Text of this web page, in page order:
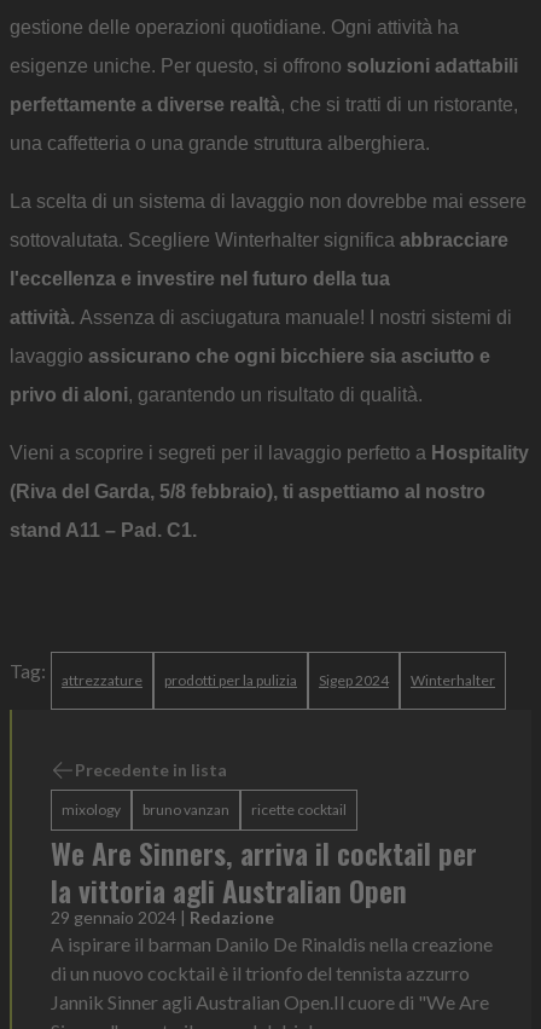
gestione delle operazioni quotidiane. Ogni attività ha
esigenze uniche. Per questo, si offrono soluzioni adattabili
perfettamente a diverse realtà, che si tratti di un ristorante,
una caffetteria o una grande struttura alberghiera.
La scelta di un sistema di lavaggio non dovrebbe mai essere
sottovalutata. Scegliere Winterhalter significa abbracciare
l'eccellenza e investire nel futuro della tua
attività. Assenza di asciugatura manuale! I nostri sistemi di
lavaggio assicurano che ogni bicchiere sia asciutto e
privo di aloni, garantendo un risultato di qualità.
Vieni a scoprire i segreti per il lavaggio perfetto a Hospitality
(Riva del Garda, 5/8 febbraio), ti aspettiamo al nostro
stand A11 – Pad. C1.
Tag: attrezzature prodotti per la pulizia Sigep 2024 Winterhalter
Precedente in lista
mixology bruno vanzan ricette cocktail
We Are Sinners, arriva il cocktail per
la vittoria agli Australian Open
29 gennaio 2024 | Redazione
A ispirare il barman Danilo De Rinaldis nella creazione
di un nuovo cocktail è il trionfo del tennista azzurro
Jannik Sinner agli Australian Open.Il cuore di "We Are